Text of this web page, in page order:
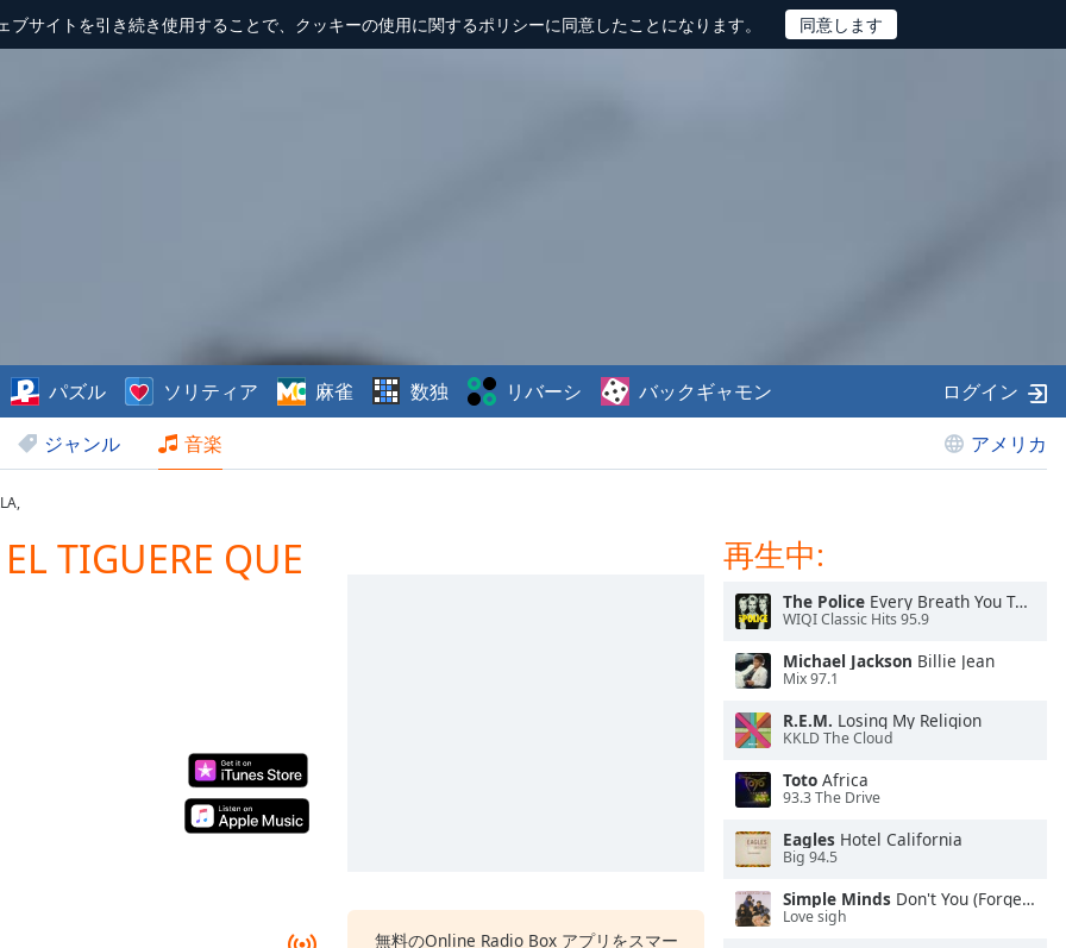
ブサイトを引き続き使用することで、クッキーの使用に関するポリシーに同意したことになります。
ジャンル 音楽 アメリカ
パズル ソリティア 麻雀 数独 リバーシ バックギャモン ログイン
TIGUERE QUE
無料のOnline Radio Box アプリをスマー
再生中:
The Police Every Breath You Take
WIQI Classic Hits 95.9
Michael Jackson Billie Jean
Mix 97.1
R.E.M. Losing My Religion
KKLD The Cloud
Toto Africa
93.3 The Drive
Eagles Hotel California
Big 94.5
Simple Minds Don't You (Forget About Me)
Love sigh